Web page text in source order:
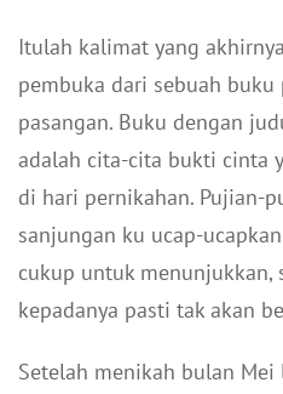
Itulah kalimat yang
pembuka dari sebuah
pasangan. Buku dengan
adalah cita-cita bukti cinta
di hari pernikahan. Pujian-
sanjungan ku ucap-
cukup untuk menunjukkan,
kepadanya pasti tak akan
Setelah menikah bulan